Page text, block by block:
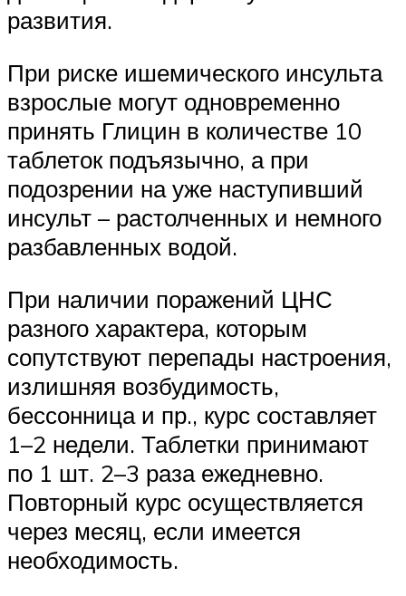
развития.
При риске ишемического инсульта
взрослые могут одновременно
принять Глицин в количестве 10
таблеток подъязычно, а при
подозрении на уже наступивший
инсульт – растолченных и немного
разбавленных водой.
При наличии поражений ЦНС
разного характера, которым
сопутствуют перепады настроения,
излишняя возбудимость,
бессонница и пр., курс составляет
1–2 недели. Таблетки принимают
по 1 шт. 2–3 раза ежедневно.
Повторный курс осуществляется
через месяц, если имеется
необходимость.